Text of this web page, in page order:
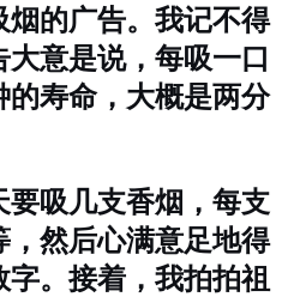
的广告。我记不得
意是说，每吸一口
寿命，大概是两分
吸几支香烟，每支
然后心满意足地得
。接着，我拍拍祖